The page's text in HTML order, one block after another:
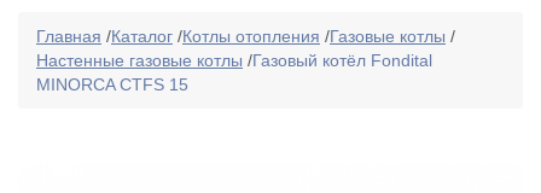
Главная /Каталог /Котлы отопления /Газовые котлы /
Настенные газовые котлы /Газовый котёл Fondital
MINORCA CTFS 15